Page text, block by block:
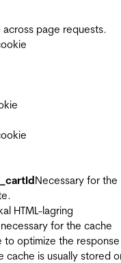
across page requests.
Necessary for the
HTML-lagring
for the cache
optimize the
is usually stored